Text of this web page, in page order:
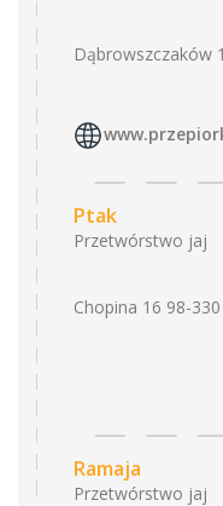
Dąbrowszczaków
Ptak
Przetwórstwo jaj
Chopina 16 98-
Ramaja
Przetwórstwo jaj